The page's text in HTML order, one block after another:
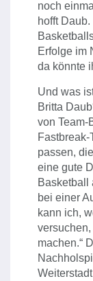
noch
hofft
Erfolge im
da könnte
Und was
Britta
von Team-
passen,
eine gute
Basketball
bei einer
kann ich,
machen.“